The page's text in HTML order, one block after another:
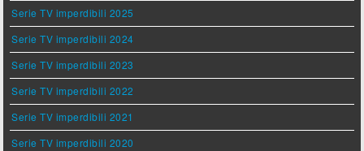
Serie TV imperdibili 2025
Serie TV imperdibili 2024
Serie TV imperdibili 2023
Serie TV imperdibili 2022
Serie TV imperdibili 2021
Serie TV imperdibili 2020